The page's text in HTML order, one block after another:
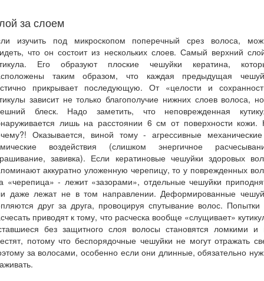
за слоем
изучить под микроскопом поперечный срез волоса,
что он состоит из нескольких слоев. Самый верхний
Его образуют плоские чешуйки кератина,
таким образом, что каждая предыдущая
прикрывает последующую. От «целости и
зависит не только благополучие нижних слоев волоса,
блеск. Надо заметить, что неповрежденная
лишь на расстоянии 6 см от поверхности кожи.
Оказывается, виной тому - агрессивные
воздействия (слишком энергичное
завивка). Если кератиновые чешуйки здоровых
аккуратно уложенную черепицу, то у поврежденных
«черепица» - лежит «зазорами», отдельные чешуйки
даже лежат не в том направлении. Деформированные
друг за друга, провоцируя спутывание волос. Попытки
приводят к тому, что расческа вообще «слущивает»
без защитного слоя волосы становятся ломкими и
потому что беспорядочные чешуйки не могут отражать
за волосами, особенно если они длинные, обязательно